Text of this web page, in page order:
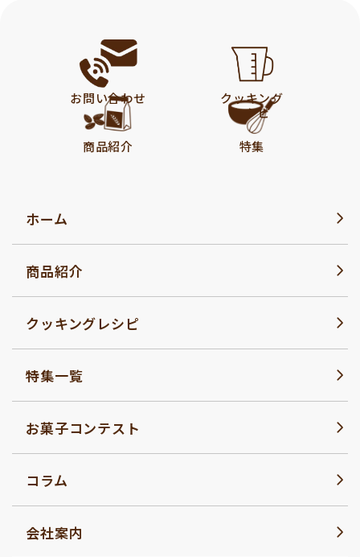
お問い合わせ
クッキング
レシピ
商品紹介
特集
ホーム
商品紹介
クッキングレシピ
特集一覧
お菓子コンテスト
コラム
会社案内